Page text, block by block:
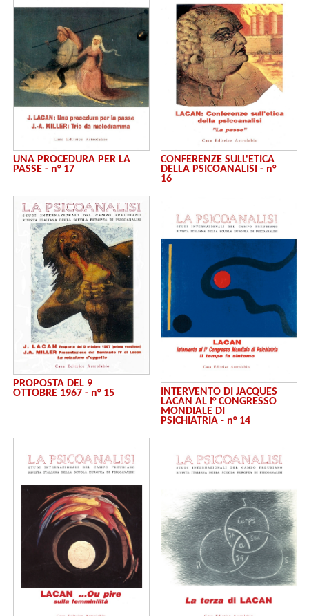
UNA PROCEDURA PER LA
PASSE - n° 17
CONFERENZE SULL'ETICA
DELLA PSICOANALISI - n°
16
PROPOSTA DEL 9
OTTOBRE 1967 - n° 15
INTERVENTO DI JACQUES
LACAN AL I° CONGRESSO
MONDIALE DI
PSICHIATRIA - n° 14